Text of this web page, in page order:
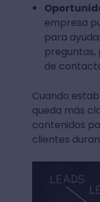
empresa
para
preguntas,
de
Cuando
queda más
contenidos
clientes